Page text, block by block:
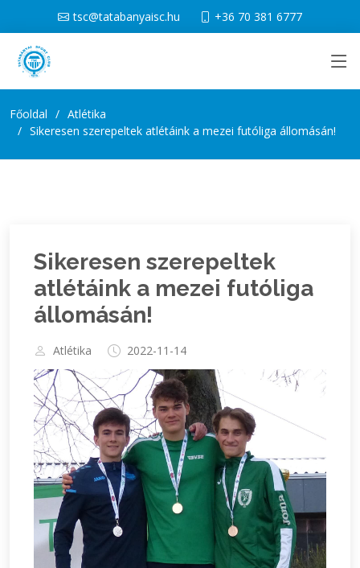
tsc@tatabanyaisc.hu +36 70 381 6777
Főoldal
Atlétika
Sikeresen szerepeltek atlétáink a mezei futóliga állomásán!
Sikeresen szerepeltek
atlétáink a mezei futóliga
állomásán!
Atlétika 2022-11-14